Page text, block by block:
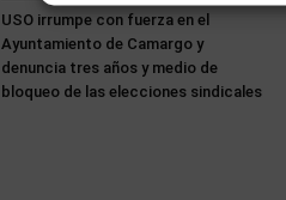
USO irrumpe con fuerza en el
Ayuntamiento de Camargo y
denuncia tres años y medio de
bloqueo de las elecciones sindicales